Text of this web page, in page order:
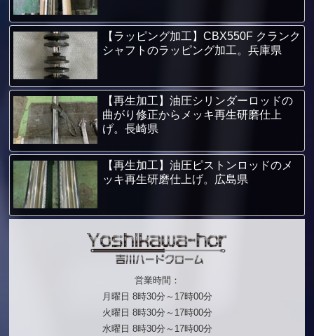
【ラッピング加工】CBX550F クランク
シャフトのラッピング加工。兵庫県
【再生加工】油圧シリンダーロッドの
曲がり修正からメッキ再生研磨仕上
げ。長崎県
【再生加工】油圧ピストンロッドのメ
ッキ再生研磨仕上げ。広島県
営業時間：
月曜日 8時30分～17時00分
火曜日 8時30分～17時00分
水曜日 8時30分～17時00分